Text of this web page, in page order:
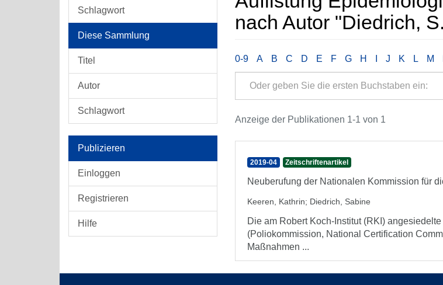
Schlagwort
Diese Sammlung
Titel
Autor
Schlagwort
Publizieren
Einloggen
Registrieren
Hilfe
nach Autor "Diedrich,
0-9 A B C D E F G H J K L M
Anzeige der Publikationen 1-1 von 1
2019-04 Zeitschriftenartikel
Neuberufung der Nationalen Kommission für
Keeren, Kathrin; Diedrich, Sabine
Die am Robert Koch-Institut (RKI)
(Poliokommission, National Certification
Maßnahmen ...